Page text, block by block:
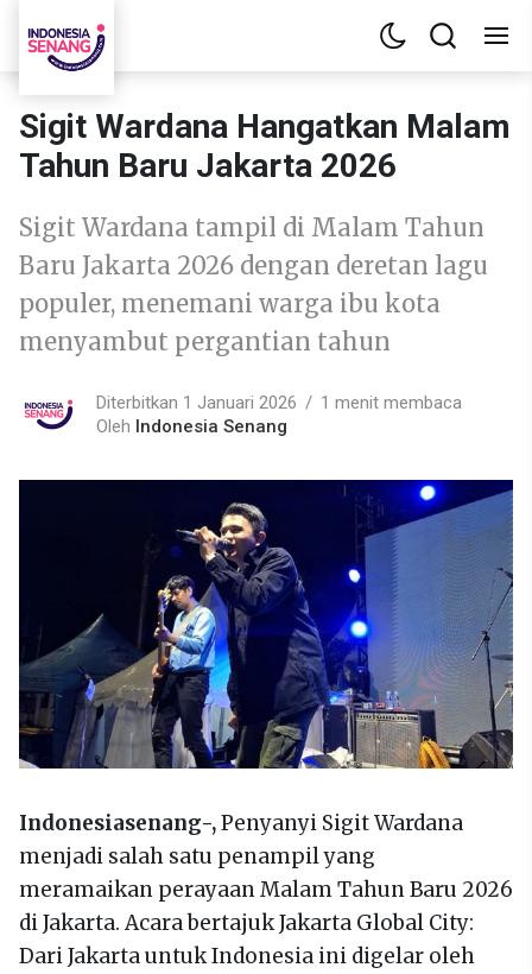
Sigit Wardana Hangatkan Malam
Tahun Baru Jakarta 2026
Sigit Wardana tampil di Malam Tahun
Baru Jakarta 2026 dengan deretan lagu
populer, menemani warga ibu kota
menyambut pergantian tahun
Diterbitkan 1 Januari 2026
1 menit membaca
Oleh Indonesia Senang
Indonesiasenang-,Penyanyi Sigit Wardana
menjadi salah satu penampil yang
meramaikan perayaan Malam Tahun Baru 2026
di Jakarta. Acara bertajuk Jakarta Global City:
Dari Jakarta untuk Indonesia ini digelar oleh